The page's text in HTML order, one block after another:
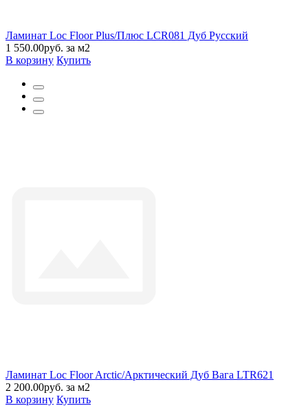
Ламинат Loc Floor Plus/Плюс LCR081 Дуб Русский
1 550.00руб. за м2
В корзину Купить
Ламинат Loc Floor Arctic/Арктический Дуб Вага LTR621
2 200.00руб. за м2
В корзину Купить